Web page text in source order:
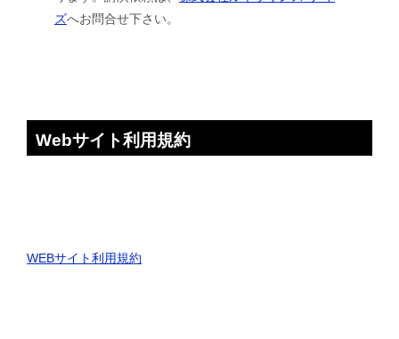
ズへお問合せ下さい。
Webサイト利用規約
WEBサイト利用規約